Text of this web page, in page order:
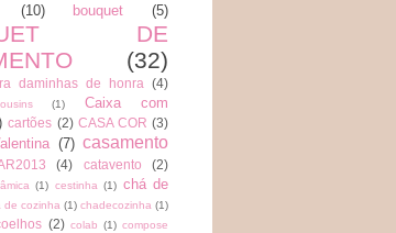
(10) bouquet (5)
DE
(32)
daminhas de honra (4)
(1)
Caixa com
cartões (2) CASA COR (3)
(7) casamento
(4) catavento (2)
(1) cestinha (1) chá de
de cozinha (1) chadecozinha (1)
(2) colab (1) compose